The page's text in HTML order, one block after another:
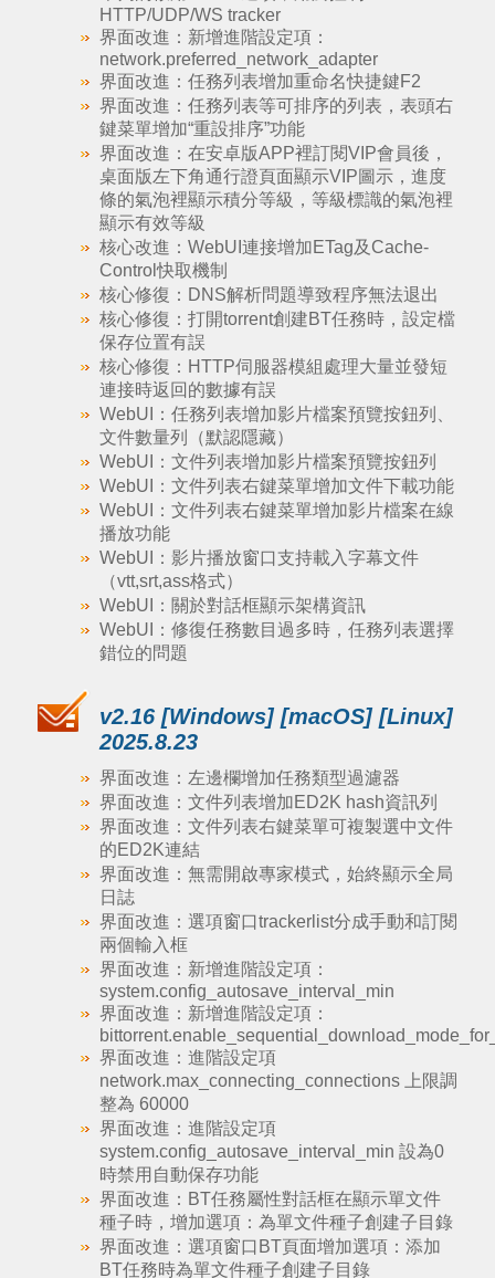
HTTP/UDP/WS tracker
界面改進：新增進階設定項：
network.preferred_network_adapter
界面改進：任務列表增加重命名快捷鍵F2
界面改進：任務列表等可排序的列表，表頭右
鍵菜單增加“重設排序”功能
界面改進：在安卓版APP裡訂閱VIP會員後，
桌面版左下角通行證頁面顯示VIP圖示，進度
條的氣泡裡顯示積分等級，等級標識的氣泡裡
顯示有效等級
核心改進：WebUI連接增加ETag及Cache-
Control快取機制
核心修復：DNS解析問題導致程序無法退出
核心修復：打開torrent創建BT任務時，設定檔
保存位置有誤
核心修復：HTTP伺服器模組處理大量並發短
連接時返回的數據有誤
WebUI：任務列表增加影片檔案預覽按鈕列、
文件數量列（默認隱藏）
WebUI：文件列表增加影片檔案預覽按鈕列
WebUI：文件列表右鍵菜單增加文件下載功能
WebUI：文件列表右鍵菜單增加影片檔案在線
播放功能
WebUI：影片播放窗口支持載入字幕文件
（vtt,srt,ass格式）
WebUI：關於對話框顯示架構資訊
WebUI：修復任務數目過多時，任務列表選擇
錯位的問題
v2.16 [Windows] [macOS] [Linux]
2025.8.23
界面改進：左邊欄增加任務類型過濾器
界面改進：文件列表增加ED2K hash資訊列
界面改進：文件列表右鍵菜單可複製選中文件
的ED2K連結
界面改進：無需開啟專家模式，始終顯示全局
日誌
界面改進：選項窗口trackerlist分成手動和訂閱
兩個輸入框
界面改進：新增進階設定項：
system.config_autosave_interval_min
界面改進：新增進階設定項：
界面改進：進階設定項
network.max_connecting_connections 上限調
整為 60000
界面改進：進階設定項
system.config_autosave_interval_min 設為0
時禁用自動保存功能
界面改進：BT任務屬性對話框在顯示單文件
種子時，增加選項：為單文件種子創建子目錄
界面改進：選項窗口BT頁面增加選項：添加
BT任務時為單文件種子創建子目錄